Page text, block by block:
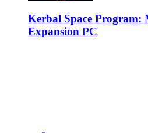
Kerbal Space Program:
Expansion PC